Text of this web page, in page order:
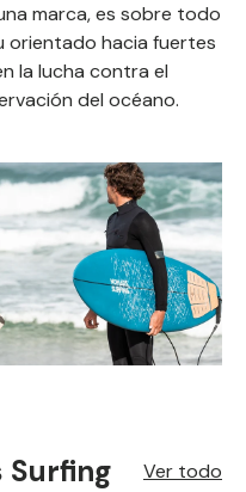
marca, es sobre todo
orientado hacia fuertes
la lucha contra el
del océano.
Surfing Ver todo